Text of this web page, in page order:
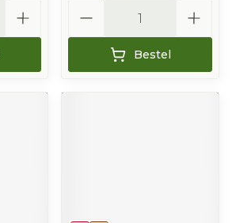
Bestel